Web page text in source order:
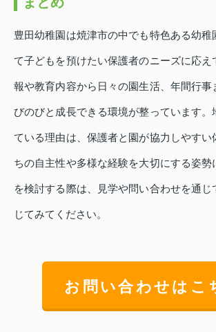
豊田幼稚園は焼津市の中でも特色ある幼稚
て子どもを預けたい保護者のニーズに応え
報や教育内容から日々の園生活、年間行事
びのびと成長できる環境が整っています。
ている理由は、保護者と園が協力しやすい
ちの自主性や多様な経験を大切にする姿勢
を検討する際は、見学や問い合わせを通
じてみてください。
お問い合わせはこ